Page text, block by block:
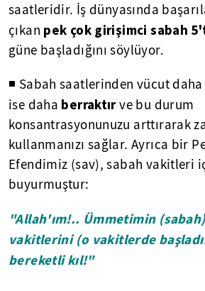
saatleridir. İş dünyasında
çıkan pek çok girişimci sabah
güne başladığını söylüyor.
◾ Sabah saatlerinden vücut
ise daha berraktırve bu durum
konsantrasyonunuzu arttırarak
kullanmanızı sağlar. Ayrıca bir
Efendimiz (sav), sabah vakitleri
buyurmuştur:
"Allah'ım!.. Ümmetimin
vakitlerini (o vakitlerde
bereketli kıl!"